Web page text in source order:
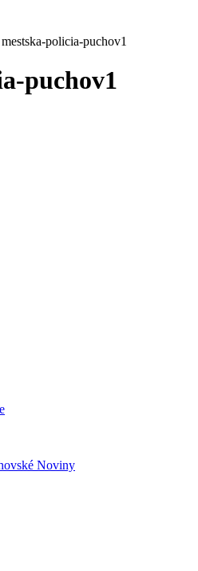
mestska-policia-puchov1
puchov1
Noviny